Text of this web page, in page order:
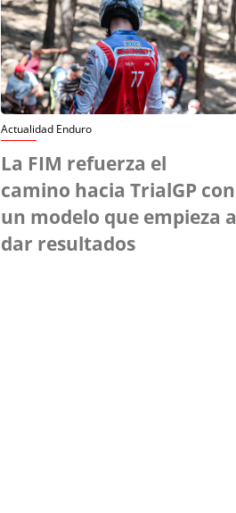
Actualidad Enduro
La FIM refuerza el
camino hacia TrialGP con
un modelo que empieza a
dar resultados